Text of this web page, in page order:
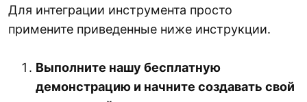
Для интеграции инструмента просто
примените приведенные ниже инструкции.
Выполните нашу бесплатную
демонстрацию и начните создавать свой